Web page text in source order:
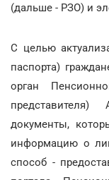
(дальше - РЗО) и
С целью
паспорта)
орган
документы,
информацию о
способ -